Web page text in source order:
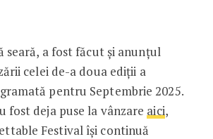
seară, a fost făcut și anunțul
celei de-a doua ediții a
pentru Septembrie 2025.
fost deja puse la vânzare aici,
Festival își continuă